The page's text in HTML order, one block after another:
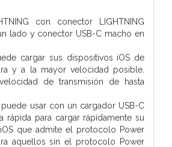
con conector LIGHTNING
lado y conector USB-C macho en
cargar sus dispositivos iOS de
y a la mayor velocidad posible.
de transmisión de hasta
usar con un cargador USB-C
rápida para cargar rápidamente su
que admite el protocolo Power
aquellos sin el protocolo Power